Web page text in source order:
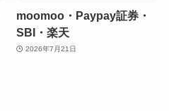
moomoo・Paypay証券・
SBI・楽天
2026年7月21日